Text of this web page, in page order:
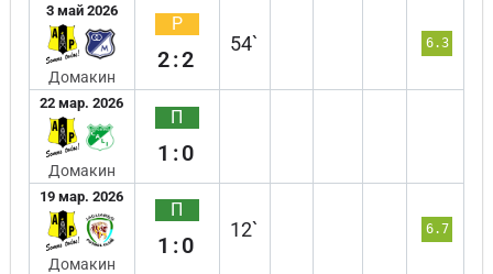
3 май 2026
Домакин
Р
2:2
54` 6.3
22 мар. 2026
Домакин
П
1:0
19 мар. 2026
Домакин
П
1:0
12` 6.7